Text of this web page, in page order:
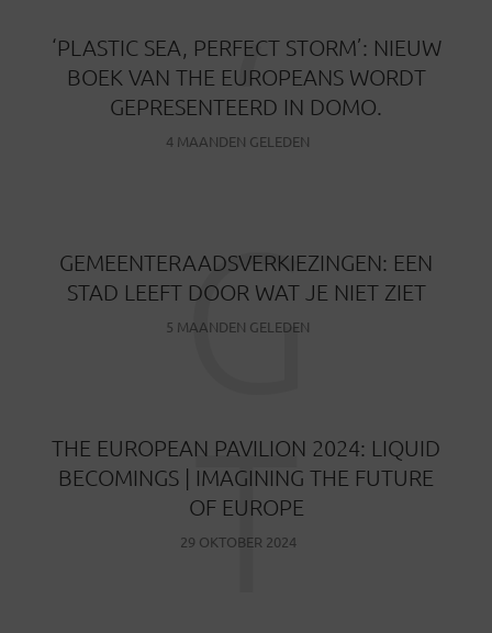
‘PLASTIC SEA, PERFECT STORM’: NIEUW
BOEK VAN THE EUROPEANS WORDT
GEPRESENTEERD IN DOMO.
4 MAANDEN GELEDEN
‘
GEMEENTERAADSVERKIEZINGEN: EEN
STAD LEEFT DOOR WAT JE NIET ZIET
5 MAANDEN GELEDEN
G
THE EUROPEAN PAVILION 2024: LIQUID
BECOMINGS | IMAGINING THE FUTURE
OF EUROPE
29 OKTOBER 2024
T